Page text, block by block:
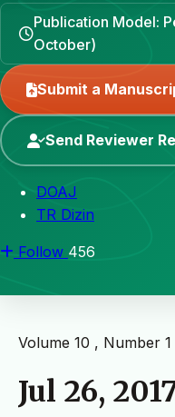
Publication Model:
October)
Submit a
Send Reviewer
DOAJ
TR Dizin
Follow 456
Volume 10 , Number 1
Jul 26,